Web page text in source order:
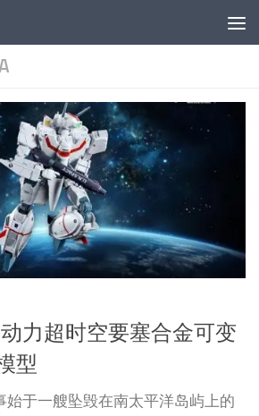
动力超时空要塞合金可变
型
始于一艘坠毁在南太平洋岛屿上的